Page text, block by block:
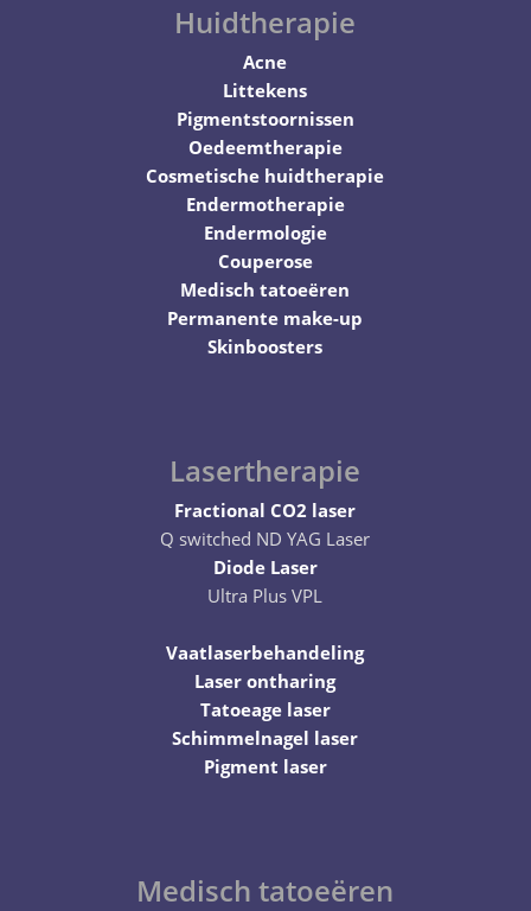
Huidtherapie
Acne
Littekens
Pigmentstoornissen
Oedeemtherapie
Cosmetische huidtherapie
Endermotherapie
Endermologie
Couperose
Medisch tatoeëren
Permanente make-up
Skinboosters
Lasertherapie
Fractional CO2 laser
Q switched ND YAG Laser
Diode Laser
Ultra Plus VPL
Vaatlaserbehandeling
Laser ontharing
Tatoeage laser
Schimmelnagel laser
Pigment laser
Medisch tatoeëren